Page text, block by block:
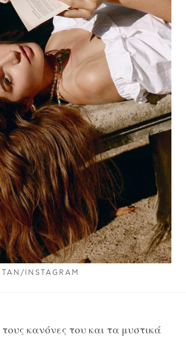
INSTAGRAM
τους κανόνες του και τα μυστικά